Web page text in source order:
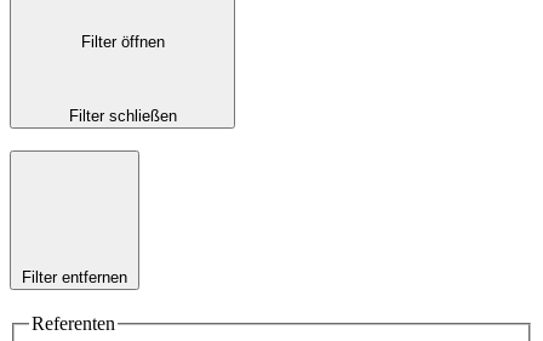
Filter öffnen
Filter schließen
Filter entfernen
Referenten